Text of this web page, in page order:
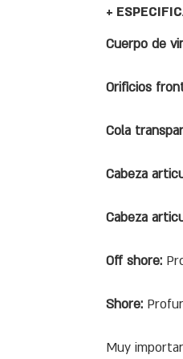
+
Cuerpo de
Orificios
Cola
Cabeza
Cabeza
Off shore:
Shore:
Muy